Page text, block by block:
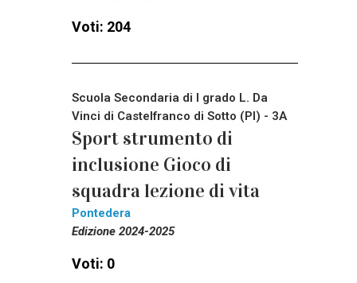
Voti: 204
Scuola Secondaria di I grado L. Da
Vinci di Castelfranco di Sotto (PI) - 3A
Sport strumento di
inclusione Gioco di
squadra lezione di vita
Pontedera
Edizione 2024-2025
Voti: 0